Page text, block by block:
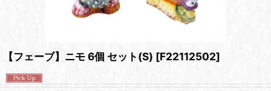
【フェーブ】ニモ 6個 セット(S) [F22112502]